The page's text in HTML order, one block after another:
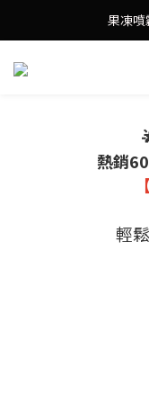
9in1多
果凍噴
9in1
熱銷
輕